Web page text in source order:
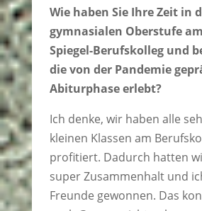
Wie haben Sie Ihre Zeit in
gymnasialen Oberstufe
Spiegel-Berufskolleg und
die von der Pandemie
Abiturphase erlebt?
Ich denke, wir haben alle
kleinen Klassen am
profitiert. Dadurch hatten
super Zusammenhalt und
Freunde gewonnen. Das